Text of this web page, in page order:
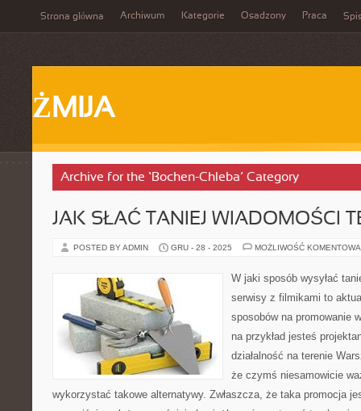
Strona główna Archiwum Kategorie Osadzony Praca
ŻMIJA
Archive for the ‘Bochen-Chleba’ Category
JAK SŁAĆ TANIEJ WIADOMOŚCI
POSTED BY ADMIN GRU - 28 - 2025 MOŻLIWOŚĆ
W jaki sposób wysyłać
serwisy z filmikami to
sposobów na promowanie
na przykład jesteś
działalność na terenie
że czymś niesamowicie
wykorzystać takowe alternatywy. Zwłaszcza, że taka promocja